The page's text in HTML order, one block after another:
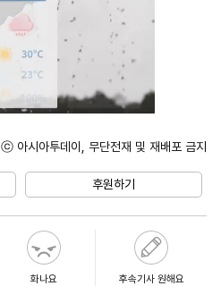
ⓒ 아시아투데이, 무단전재 및 재배포 금지
후원하기
화나요 후속기사 원해요